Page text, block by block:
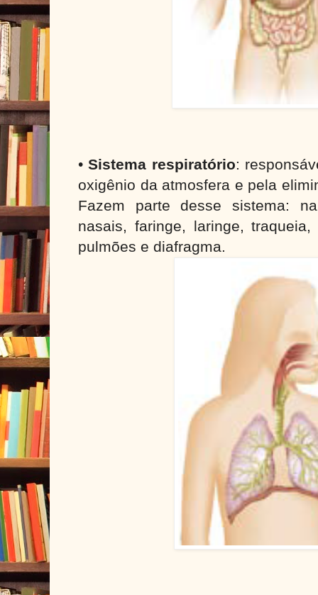
•Sistema respiratório:
oxigênio da atmosfera e pela
Fazem parte desse sistema:
nasais, faringe, laringe,
pulmões e diafragma.